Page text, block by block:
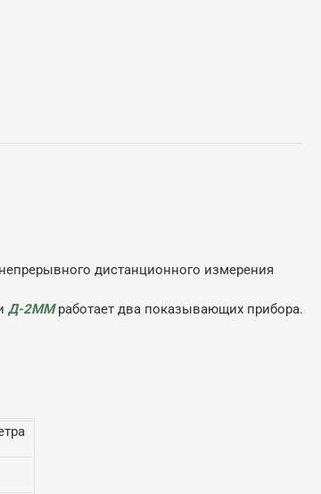
дистанционного измерения
Д-2ММработает два показывающих прибора.